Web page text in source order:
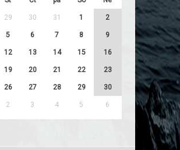
29 30 31 1 2
5 6 7 8 9
12 13 14 15 16
19 20 21 22 23
26 27 28 29 30
2 3 4 5 6